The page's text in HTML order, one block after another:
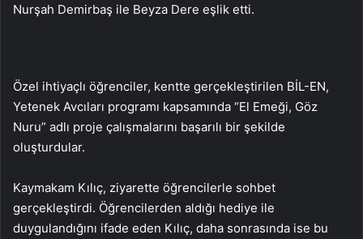
Nurşah Demirbaş ile Beyza Dere eşlik etti.
Özel ihtiyaçlı öğrenciler, kentte gerçekleştirilen BİL-EN,
Yetenek Avcıları programı kapsamında “El Emeği, Göz
Nuru” adlı proje çalışmalarını başarılı bir şekilde
oluşturdular.
Kaymakam Kılıç, ziyarette öğrencilerle sohbet
gerçekleştirdi. Öğrencilerden aldığı hediye ile
duygulandığını ifade eden Kılıç, daha sonrasında ise bu